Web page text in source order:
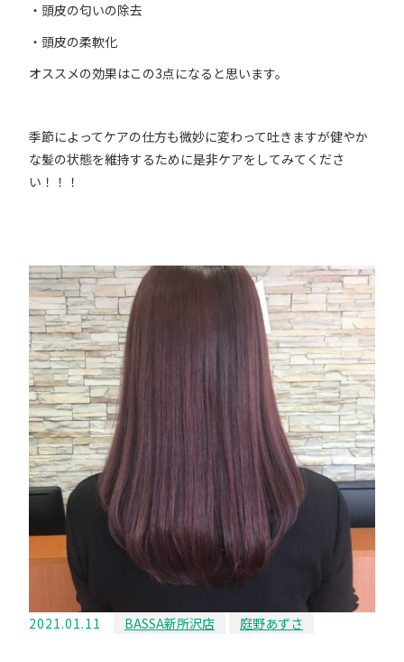
・頭皮の匂いの除去
・頭皮の柔軟化
オススメの効果はこの3点になると思います。
季節によってケアの仕方も微妙に変わって吐きますが健やか
な髪の状態を維持するために是非ケアをしてみてくださ
い！！！
2021.01.11 BASSA新所沢店 庭野あずさ